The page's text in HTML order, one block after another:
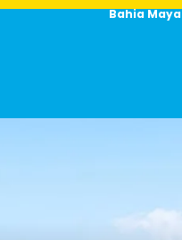
Bahia Maya